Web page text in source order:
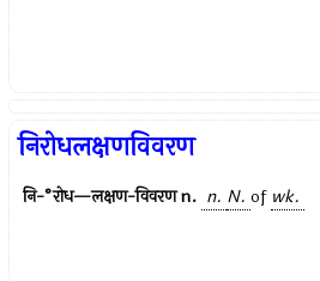
निरोधलक्षणविवरण
नि-°रोध—लक्षण-विवरणn. n. N. of wk.